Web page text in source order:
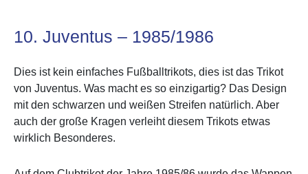
10. Juventus – 1985/1986
Dies ist kein einfaches Fußballtrikots, dies ist das Trikot
von Juventus. Was macht es so einzigartig? Das Design
mit den schwarzen und weißen Streifen natürlich. Aber
auch der große Kragen verleiht diesem Trikots etwas
wirklich Besonderes.